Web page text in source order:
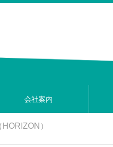
会社案内
）